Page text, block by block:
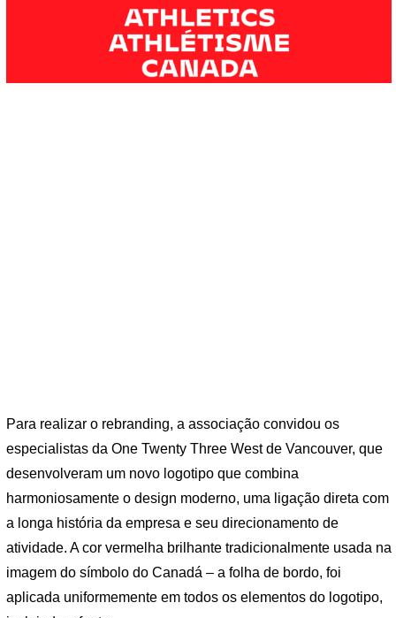
Para realizar o rebranding, a associação convidou os
especialistas da One Twenty Three West de Vancouver, que
desenvolveram um novo logotipo que combina
harmoniosamente o design moderno, uma ligação direta com
a longa história da empresa e seu direcionamento de
atividade. A cor vermelha brilhante tradicionalmente usada na
imagem do símbolo do Canadá – a folha de bordo, foi
aplicada uniformemente em todos os elementos do logotipo,